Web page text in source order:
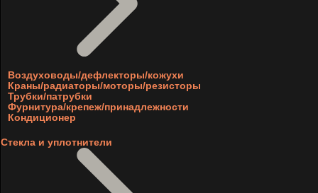
Воздуховоды/дефлекторы/кожухи
Краны/радиаторы/моторы/резисторы
Трубки/патрубки
Фурнитура/крепеж/принадлежности
Кондиционер
Стекла и уплотнители